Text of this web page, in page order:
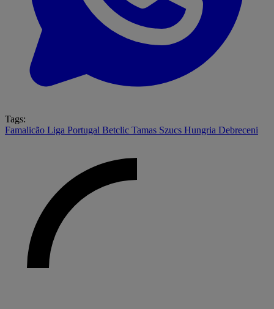
Tags:
Famalicão Liga Portugal Betclic Tamas Szucs Hungria Debreceni